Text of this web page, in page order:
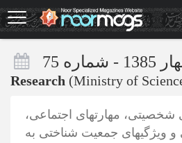
Skip
to
main
Research (Ministry of
مهارتهای اجتماعی،
ویژگیهای جمعیت شناختی به